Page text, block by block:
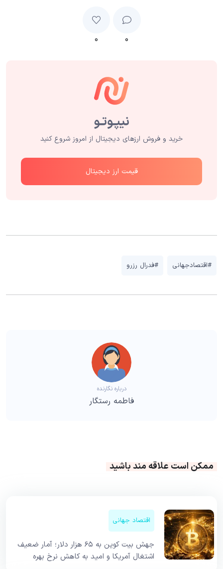
۰ ۰
خرید و فروش ارزهای دیجیتال از امروز شروع کنید
قیمت ارز دیجیتال
#اقتصادجهانی #فدرال رزرو
درباره نگارنده
فاطمه رستگار
ممکن است علاقه مند باشید
اقتصاد جهانی
جهش بیت کوین به ۶۵ هزار دلار؛ آمار ضعیف
اشتغال آمریکا و امید به کاهش نرخ بهره